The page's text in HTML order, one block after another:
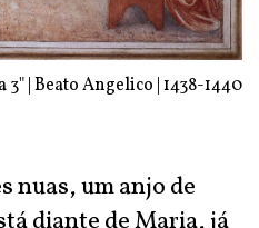
3" | Beato Angelico | 1438-1440
nuas, um anjo de